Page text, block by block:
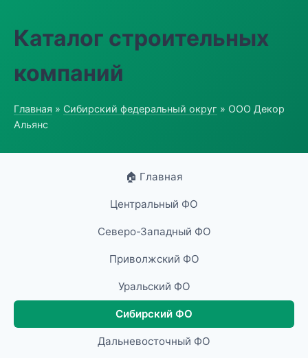
Каталог строительных
компаний
Главная » Сибирский федеральный округ » ООО Декор
Альянс
🏠 Главная
Центральный ФО
Северо-Западный ФО
Приволжский ФО
Уральский ФО
Сибирский ФО
Дальневосточный ФО